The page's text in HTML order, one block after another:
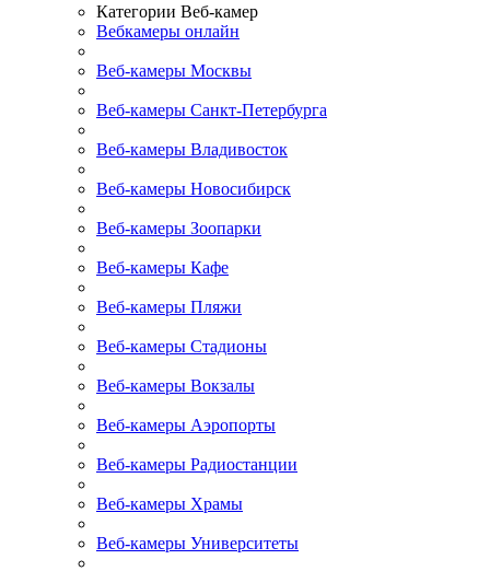
Категории Веб-камер
Вебкамеры онлайн
Веб-камеры Москвы
Веб-камеры Санкт-Петербурга
Веб-камеры Владивосток
Веб-камеры Новосибирск
Веб-камеры Зоопарки
Веб-камеры Кафе
Веб-камеры Пляжи
Веб-камеры Стадионы
Веб-камеры Вокзалы
Веб-камеры Аэропорты
Веб-камеры Радиостанции
Веб-камеры Храмы
Веб-камеры Университеты